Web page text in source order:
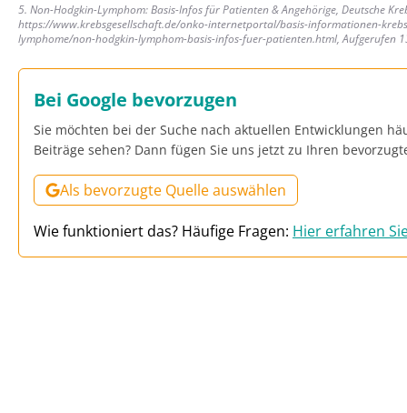
5. Non-Hodgkin-Lymphom: Basis-Infos für Patienten & Angehörige, Deutsche
https://www.krebsgesellschaft.de/onko-internetportal/basis-informationen-
lymphome/non-hodgkin-lymphom-basis-infos-fuer-patienten.html, Aufgerufen
Bei Google bevorzugen
Sie möchten bei der Suche nach aktuellen Entwicklungen
Beiträge sehen? Dann fügen Sie uns jetzt zu Ihren
Als bevorzugte Quelle auswählen
Wie funktioniert das? Häufige Fragen: Hier erfahren